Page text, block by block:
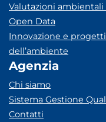
Valutazioni ambientali
Open Data
Innovazione e
dell’ambiente
Agenzia
Chi siamo
Sistema Gestione
Contatti